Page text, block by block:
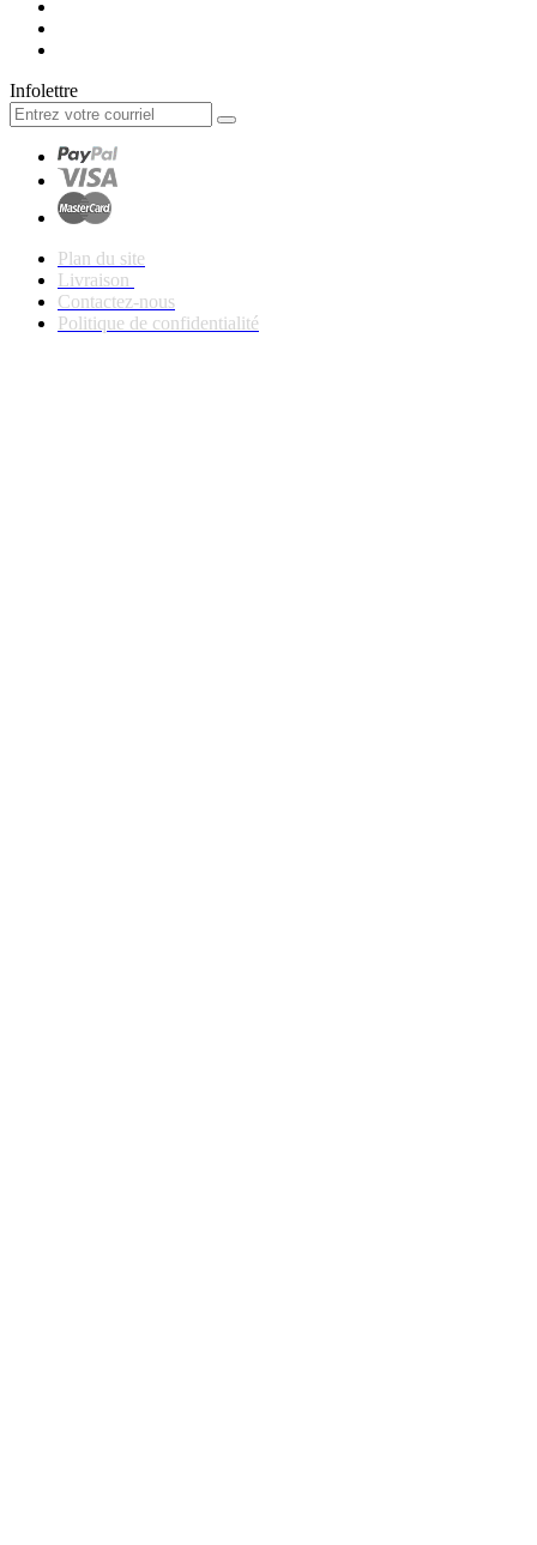
Infolettre
Plan du site
Livraison
Contactez-nous
Politique de confidentialité